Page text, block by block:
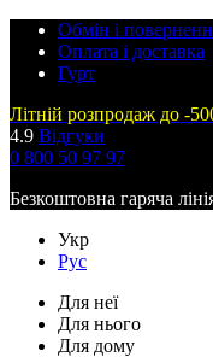
Обмін і
Оплата і доставка
Гурт
Літній розпродаж до -
4.9 Відгуки
0 800 50 97 97
Безкоштовна гаряча
Укр
Рус
Для неї
Для нього
Для дому